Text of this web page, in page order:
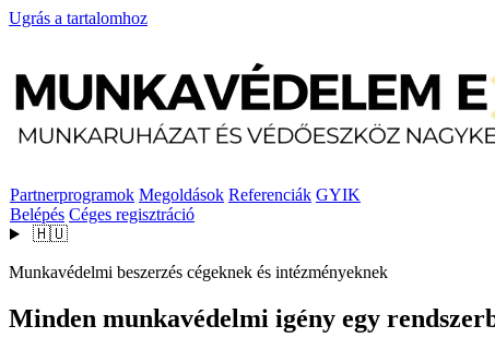
Ugrás a tartalomhoz
Partnerprogramok Megoldások Referenciák GYIK
Belépés Céges regisztráció
🇭🇺
Munkavédelmi beszerzés cégeknek és intézményeknek
Minden munkavédelmi igény egy